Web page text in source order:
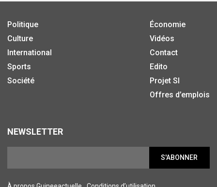
Politique
Culture
International
Sports
Société
Économie
Vidéos
Contact
Edito
Projet SI
Offres d’emplois
NEWSLETTER
S'ABONNER